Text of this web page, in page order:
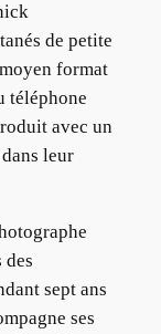
de petite
format
téléphone
avec un
leur
des
sept ans
ses